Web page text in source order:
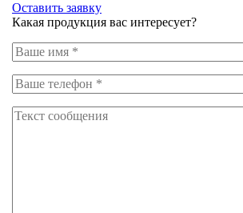
Оставить заявку
Какая продукция вас интересует?